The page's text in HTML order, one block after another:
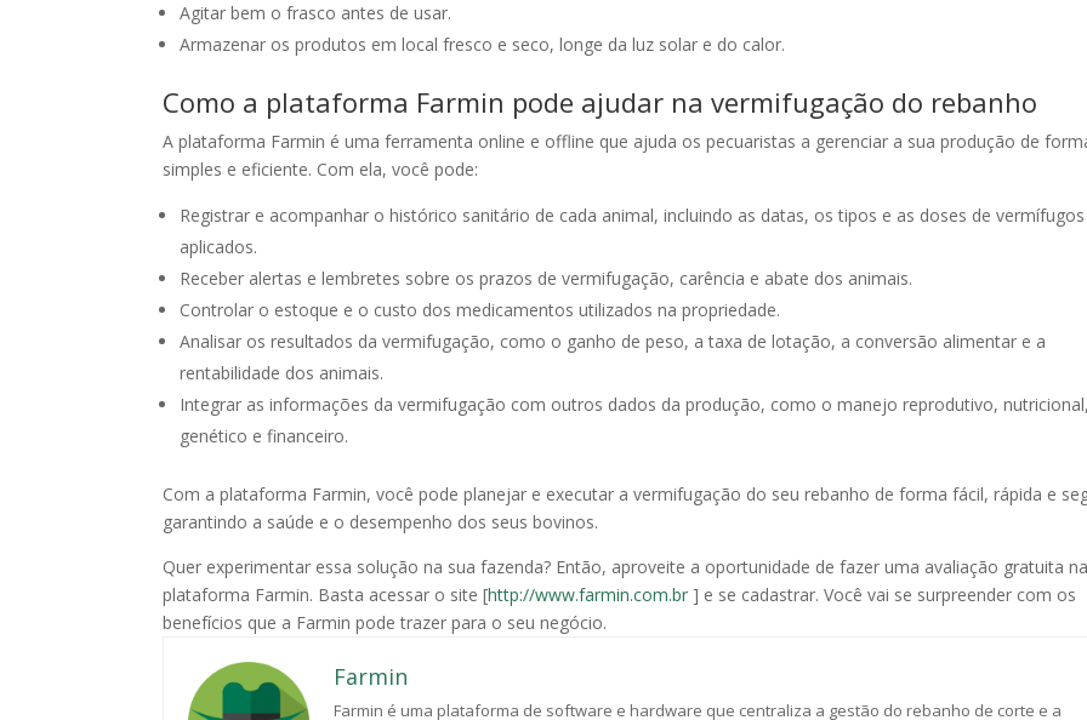
Agitar bem o frasco antes de usar.
Armazenar os produtos em local fresco e seco, longe da luz solar e do calor.
Como a plataforma Farmin pode ajudar na vermifugação do rebanho
A plataforma Farmin é uma ferramenta online e offline que ajuda os pecuaristas a gerenciar a sua produção de
simples e eficiente. Com ela, você pode:
Registrar e acompanhar o histórico sanitário de cada animal, incluindo as datas, os tipos e as doses de vermífugos
aplicados.
Receber alertas e lembretes sobre os prazos de vermifugação, carência e abate dos animais.
Controlar o estoque e o custo dos medicamentos utilizados na propriedade.
Analisar os resultados da vermifugação, como o ganho de peso, a taxa de lotação, a conversão alimentar e a
rentabilidade dos animais.
Integrar as informações da vermifugação com outros dados da produção, como o manejo reprodutivo,
genético e financeiro.
Com a plataforma Farmin, você pode planejar e executar a vermifugação do seu rebanho de forma fácil, rápida e
garantindo a saúde e o desempenho dos seus bovinos.
Quer experimentar essa solução na sua fazenda? Então, aproveite a oportunidade de fazer uma avaliação gratuita
plataforma Farmin. Basta acessar o site [http://www.farmin.com.br ] e se cadastrar. Você vai se surpreender com os
benefícios que a Farmin pode trazer para o seu negócio.
Farmin
Farmin é uma plataforma de software e hardware que centraliza a gestão do rebanho de corte e a